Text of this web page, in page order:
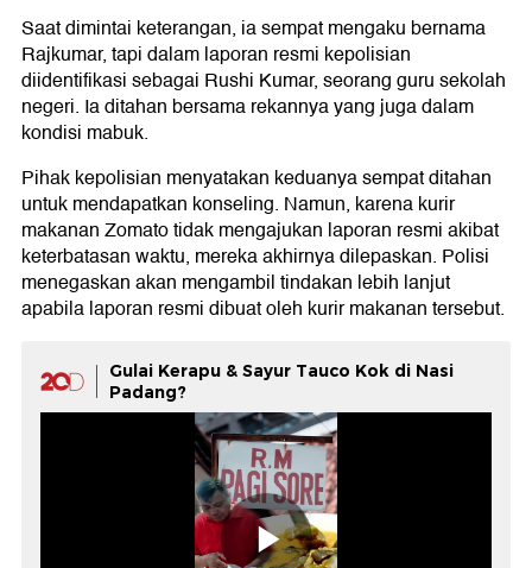
Saat dimintai keterangan, ia sempat mengaku bernama
Rajkumar, tapi dalam laporan resmi kepolisian
diidentifikasi sebagai Rushi Kumar, seorang guru sekolah
negeri. Ia ditahan bersama rekannya yang juga dalam
kondisi mabuk.
Pihak kepolisian menyatakan keduanya sempat ditahan
untuk mendapatkan konseling. Namun, karena kurir
makanan Zomato tidak mengajukan laporan resmi akibat
keterbatasan waktu, mereka akhirnya dilepaskan. Polisi
menegaskan akan mengambil tindakan lebih lanjut
apabila laporan resmi dibuat oleh kurir makanan tersebut.
Gulai Kerapu & Sayur Tauco Kok di Nasi
Padang?